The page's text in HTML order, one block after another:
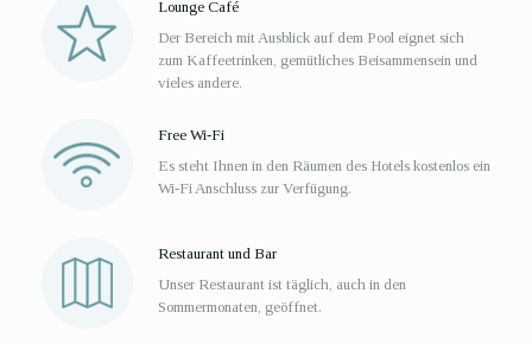
Lounge Café
Der Bereich mit Ausblick auf dem Pool eignet sich
zum Kaffeetrinken, gemütliches Beisammensein und
vieles andere.
Free Wi-Fi
Es steht Ihnen in den Räumen des Hotels kostenlos ein
Wi-Fi Anschluss zur Verfügung.
Restaurant und Bar
Unser Restaurant ist täglich, auch in den
Sommermonaten, geöffnet.